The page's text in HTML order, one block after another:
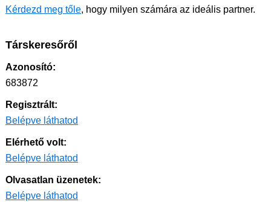
Kérdezd meg tőle, hogy milyen számára az ideális partner.
Társkeresőről
Azonosító:
683872
Regisztrált:
Belépve láthatod
Elérhető volt:
Belépve láthatod
Olvasatlan üzenetek:
Belépve láthatod